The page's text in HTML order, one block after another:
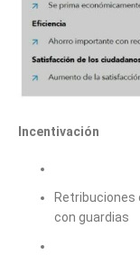
Incentivación
con guardias